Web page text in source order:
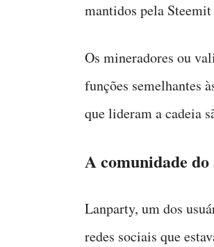
mantidos pela
Os mineradores ou
funções semelhantes
que lideram a cadeia
A comunidade
Lanparty, um dos
redes sociais que